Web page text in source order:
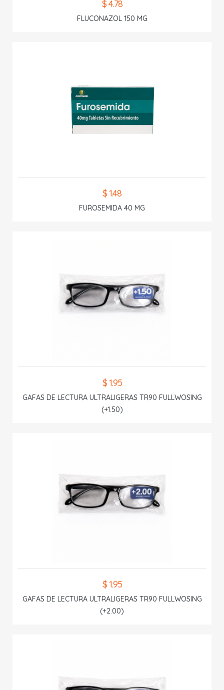
$ 4.78
FLUCONAZOL 150 MG
$ 1.48
FUROSEMIDA 40 MG
$ 1.95
GAFAS DE LECTURA ULTRALIGERAS TR90 FULLWOSING
(+1.50)
$ 1.95
GAFAS DE LECTURA ULTRALIGERAS TR90 FULLWOSING
(+2.00)